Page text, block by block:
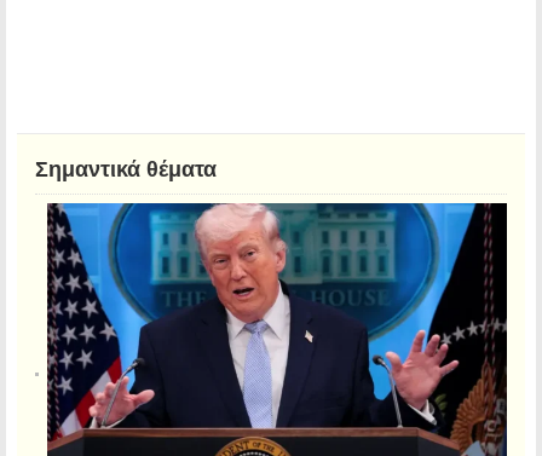
Σημαντικά θέματα